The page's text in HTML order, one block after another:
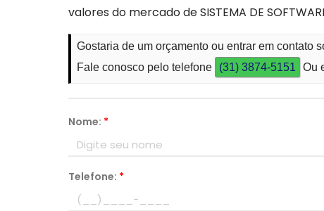
valores do mercado de SISTEMA DE
Gostaria de um orçamento ou entrar em contato
Fale conosco pelo telefone
(31) 3874-5151 Ou
Nome: *
Telefone: *